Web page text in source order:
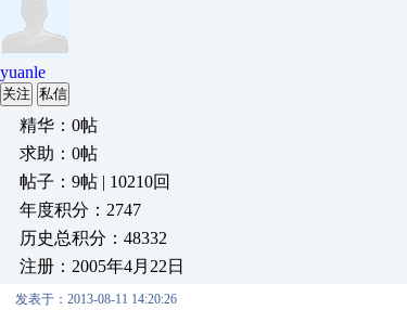
yuanle
关注 私信
精华：0帖
求助：0帖
帖子：9帖 | 10210回
年度积分：2747
历史总积分：48332
注册：2005年4月22日
发表于：2013-08-11 14:20:26